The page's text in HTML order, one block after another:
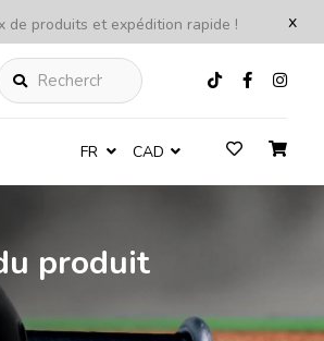
x
de produits et expédition rapide !
FR CAD
produit